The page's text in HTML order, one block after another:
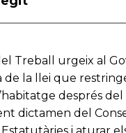
Treball urgeix al
de la llei que
després del
dictamen del